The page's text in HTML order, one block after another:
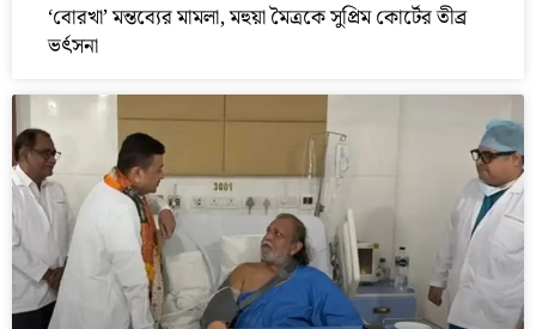
‘বোরখা’ মন্তব্যের মামলা, মহুয়া মৈত্রকে সুপ্রিম কোর্টের তীব্র
ভর্ৎসনা